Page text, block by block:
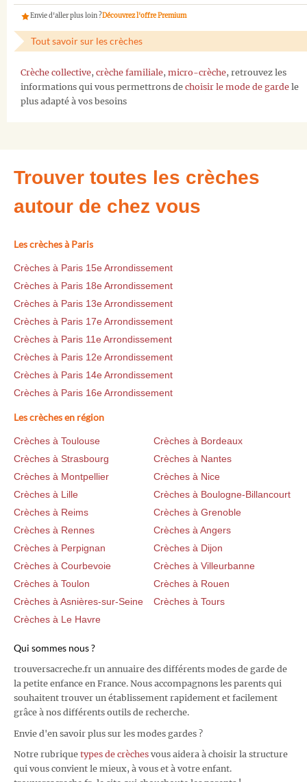
Envie d'aller plus loin ?Découvrez l'offre Premium
Tout savoir sur les crèches
Crèche collective, crèche familiale, micro-crèche, retrouvez les
informations qui vous permettrons de choisir le mode de garde le
plus adapté à vos besoins
Trouver toutes les crèches
autour de chez vous
Les crèches à Paris
Crèches à Paris 15e Arrondissement
Crèches à Paris 18e Arrondissement
Crèches à Paris 13e Arrondissement
Crèches à Paris 17e Arrondissement
Crèches à Paris 11e Arrondissement
Crèches à Paris 12e Arrondissement
Crèches à Paris 14e Arrondissement
Crèches à Paris 16e Arrondissement
Les crèches en région
Crèches à Toulouse
Crèches à Bordeaux
Crèches à Strasbourg
Crèches à Nantes
Crèches à Montpellier
Crèches à Nice
Crèches à Lille
Crèches à Boulogne-Billancourt
Crèches à Reims
Crèches à Grenoble
Crèches à Rennes
Crèches à Angers
Crèches à Perpignan
Crèches à Dijon
Crèches à Courbevoie
Crèches à Villeurbanne
Crèches à Toulon
Crèches à Rouen
Crèches à Asnières-sur-Seine
Crèches à Tours
Crèches à Le Havre
Qui sommes nous ?
trouversacreche.fr un annuaire des différents modes de garde de
la petite enfance en France. Nous accompagnons les parents qui
souhaitent trouver un établissement rapidement et facilement
grâce à nos différents outils de recherche.
Envie d'en savoir plus sur les modes gardes ?
Notre rubrique types de crèches vous aidera à choisir la structure
qui vous convient le mieux, à vous et à votre enfant.